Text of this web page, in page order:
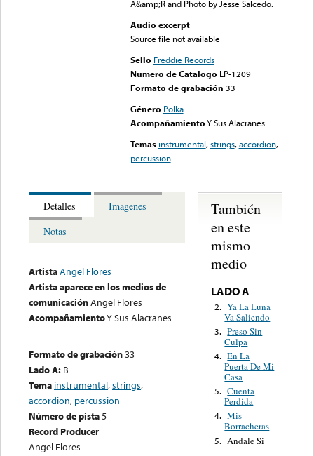
A&amp;R and Photo by Jesse Salcedo.
Audio excerpt
Source file not available
Sello Freddie Records
Numero de Catalogo LP-1209
Formato de grabación 33
Género Polka
AcompañamientoY Sus Alacranes
Temas instrumental,strings,accordion,
percussion
Detalles
Imagenes
Notas
ArtistaAngel Flores
Artista aparece en los medios de
comunicaciónAngel Flores
AcompañamientoY Sus Alacranes
Formato de grabación33
Lado A: B
Tema instrumental,strings,
accordion, percussion
Número de pista5
Record Producer
Angel Flores
También
en este
mismo
medio
LADO A
2. Ya La Luna
Va Saliendo
3. Preso Sin
Culpa
4. En La
Puerta De Mi
Casa
5. Cuenta
Perdida
4. Mis
Borracheras
5. Andale Si